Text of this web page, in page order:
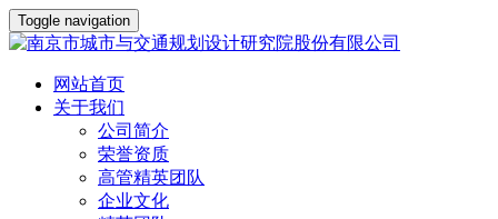
Toggle navigation
网站首页
关于我们
公司简介
荣誉资质
高管精英团队
企业文化